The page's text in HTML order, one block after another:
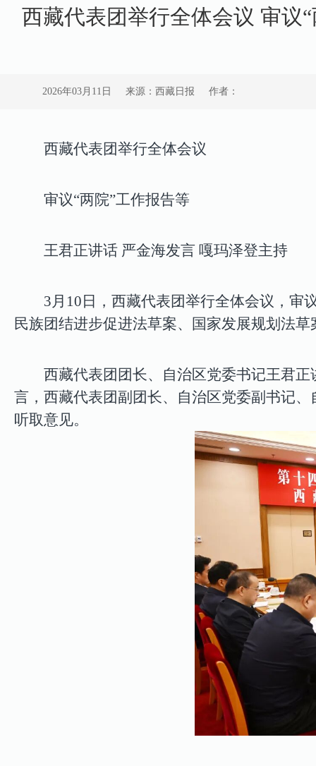
西藏代表团举行全体会议 审议
2026年03月11日 来源：西藏日报 作者：
西藏代表团举行全体会议
审议“两院”工作报告等
王君正讲话 严金海发言 嘎玛泽登主持
3月10日，西藏代表团举行全体会议，审
民族团结进步促进法草案、国家发展规划法草
西藏代表团团长、自治区党委书记王君
言，西藏代表团副团长、自治区党委副书记
听取意见。